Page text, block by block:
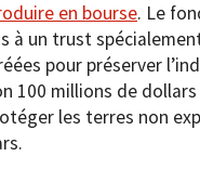
en bourse. Le
à un trust
pour préserver
100 millions de
les terres non